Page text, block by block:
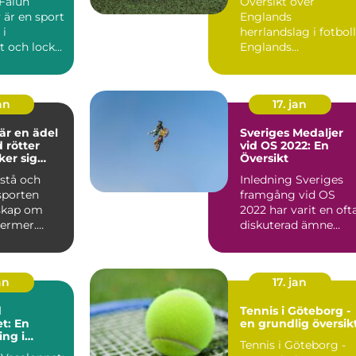
är en sport
i
och lockar
Englands
herrlandslag i fotboll
Englands
är stolt världskänd
en ädel
rötter
sig
och
om
ge en...
17. jan
Sveriges Medaljer
vid OS 2022: En
Översikt
Inledning Sveriges
framgång vid OS
2022 har varit en
diskuterad ämne
sportentusiaster
En
i
17. jan
Tennis i Göteborg -
en grundlig
Tennis i Göteborg -